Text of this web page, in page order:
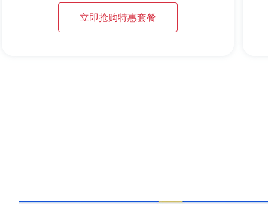
立即抢购特惠套餐